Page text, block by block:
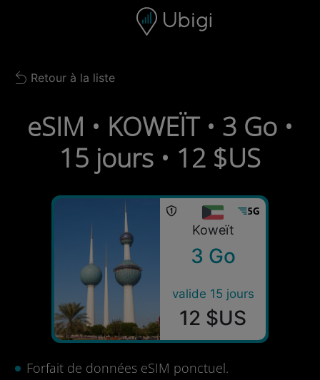
Barre de navigation Bas de page
Back to list
Retour à la liste
eSIM • KOWEÏT • 3 Go •
15 jours • 12 $US
Koweït
3 Go
valide 15 jours
12 $US
Forfait de données eSIM ponctuel.